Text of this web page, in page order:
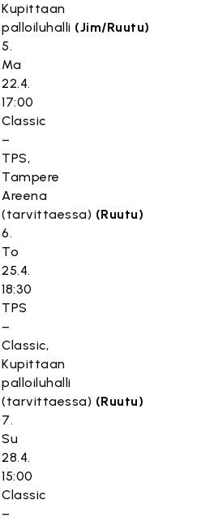
Kupittaan
palloiluhalli (Jim/Ruutu)
5.
Ma
22.4.
17:00
Classic
–
TPS,
Tampere
Areena
(tarvittaessa) (Ruutu)
6.
To
25.4.
18:30
TPS
–
Classic,
Kupittaan
palloiluhalli
(tarvittaessa) (Ruutu)
7.
Su
28.4.
15:00
Classic
–
T
m
ä
s
i
ä
l
t
ö